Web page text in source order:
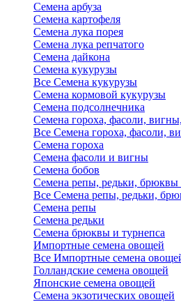
Семена арбуза
Семена картофеля
Семена лука порея
Семена лука репчатого
Семена дайкона
Семена кукурузы
Все Семена кукурузы
Семена кормовой кукурузы
Семена подсолнечника
Семена гороха, фасоли,
Все Семена гороха, фасоли,
Семена гороха
Семена фасоли и вигны
Семена бобов
Семена репы, редьки, брюквы
Все Семена репы, редьки,
Семена репы
Семена редьки
Семена брюквы и турнепса
Импортные семена овощей
Все Импортные семена
Голландские семена овощей
Японские семена овощей
Семена экзотических овощей